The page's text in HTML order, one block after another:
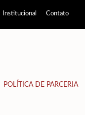
Institucional Contato
POLÍTICA DE PARCERIA